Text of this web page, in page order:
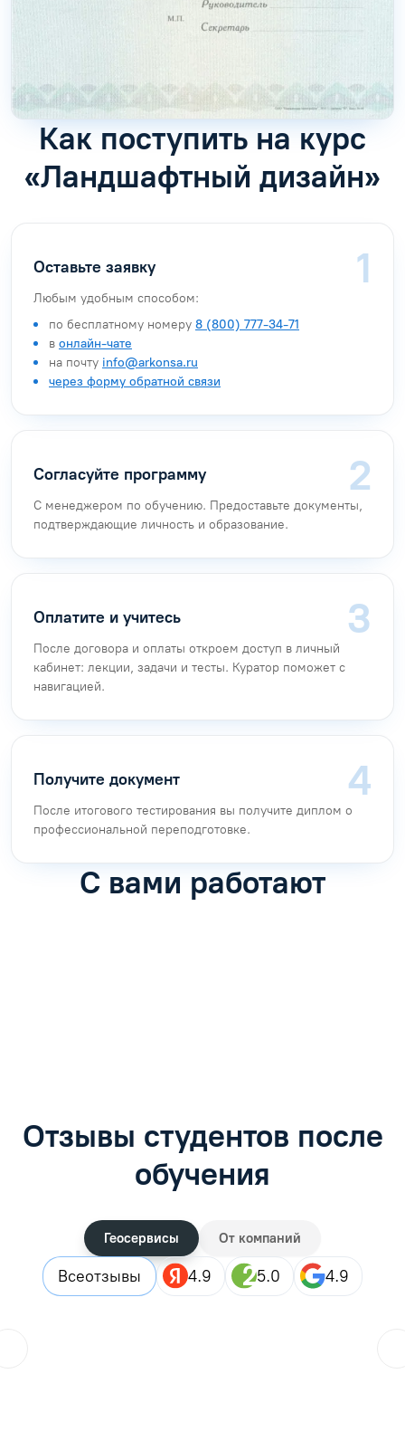
Как поступить на курс
«Ландшафтный дизайн»
Оставьте заявку
Любым удобным способом:
по бесплатному номеру 8 (800) 777-34-71
в онлайн-чате
на почту info@arkonsa.ru
через форму обратной связи
Согласуйте программу
С менеджером по обучению. Предоставьте документы,
подтверждающие личность и образование.
Оплатите и учитесь
После договора и оплаты откроем доступ в личный
кабинет: лекции, задачи и тесты. Куратор поможет с
навигацией.
Получите документ
После итогового тестирования вы получите диплом о
профессиональной переподготовке.
С вами работают
Отзывы студентов после
обучения
Геосервисы От компаний
Всеотзывы 4.9 5.0 4.9